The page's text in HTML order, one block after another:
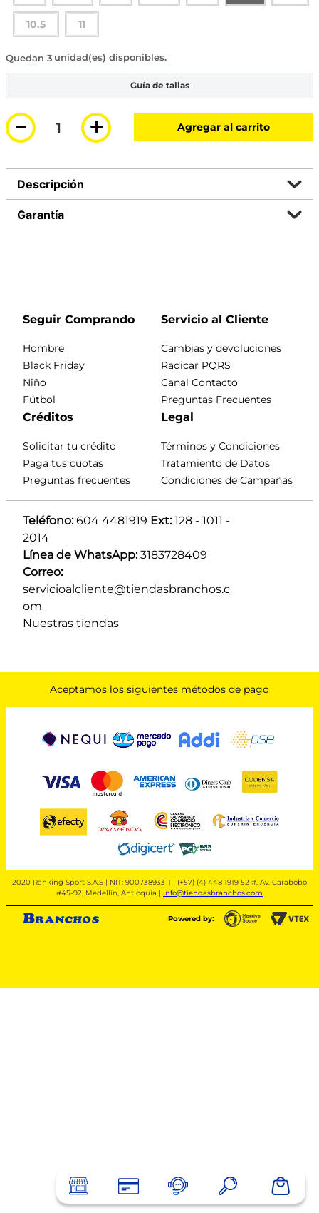
10.5 11
3 disponibles
Guía de tallas
＋
－ Agregar al carrito
Descripción
Garantía
Seguir Comprando
Hombre
Black Friday
Niño
Fútbol
Servicio al Cliente
Cambias y devoluciones
Radicar PQRS
Canal Contacto
Preguntas Frecuentes
Créditos
Solicitar tu crédito
Paga tus cuotas
Preguntas frecuentes
Legal
Términos y Condiciones
Tratamiento de Datos
Condiciones de Campañas
Teléfono: 604 4481919 Ext: 128 - 1011 -
2014
Línea de WhatsApp: 3183728409
Correo:
servicioalcliente@tiendasbranchos.c
om
Nuestras tiendas
Aceptamos los siguientes métodos de pago
2020 Ranking Sport S.A.S | NIT: 900738933-1 | (+57) (4) 448 1919 52 #, Av. Carabobo
#45-92, Medellín, Antioquia | info@tiendasbranchos.com
Powered by: